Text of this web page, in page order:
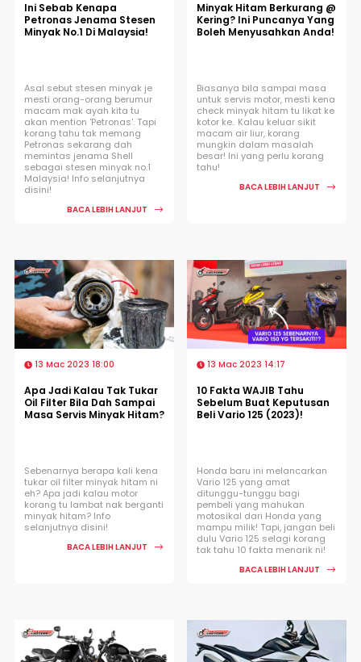
Ini Sebab Kenapa
Petronas Jenama Stesen
Minyak No.1 Di Malaysia!
Asal sebut stesen minyak je
mesti orang-orang berumur
macam mak ayah kita tu
akan mention 'Petronas'. Tapi
korang tahu tak memang
Petronas sekarang dah
memintas jenama Shell
sebagai stesen minyak no.1
Malaysia! Info selanjutnya
disini!
BACA LEBIH LANJUT
Minyak Hitam Berkurang @
Kering? Ini Puncanya Yang
Boleh Menyusahkan Anda!
Biasanya bila sampai masa
untuk servis motor, mesti kena
check minyak hitam tu likat ke
kotor ke.. Kalau keluar sikit
macam air liur, korang
mungkin dalam masalah
besar! Ini yang perlu korang
tahu!
BACA LEBIH LANJUT
13 Mac 2023 18:00
Apa Jadi Kalau Tak Tukar
Oil Filter Bila Dah Sampai
Masa Servis Minyak Hitam?
Sebenarnya berapa kali kena
tukar oil filter minyak hitam ni
eh? Apa jadi kalau motor
korang tu lambat nak berganti
minyak hitam? Info
selanjutnya disini!
BACA LEBIH LANJUT
13 Mac 2023 14:17
10 Fakta WAJIB Tahu
Sebelum Buat Keputusan
Beli Vario 125 (2023)!
Honda baru ini melancarkan
Vario 125 yang amat
ditunggu-tunggu bagi
pembeli yang mahukan
motosikal dari Honda yang
mampu milik! Tapi, jangan beli
dulu Vario 125 selagi korang
tak tahu 10 fakta menarik ni!
BACA LEBIH LANJUT